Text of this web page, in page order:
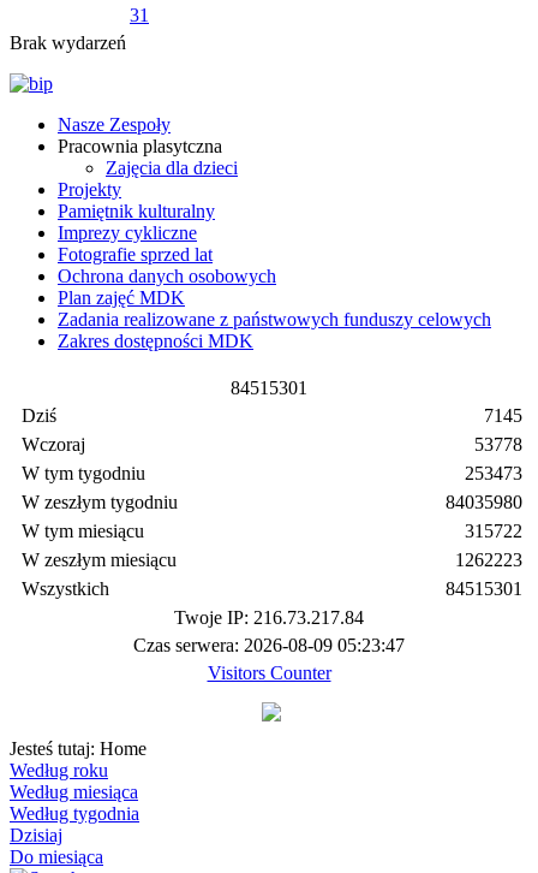
31
Brak wydarzeń
Nasze Zespoły
Pracownia plasytczna
Zajęcia dla dzieci
Projekty
Pamiętnik kulturalny
Imprezy cykliczne
Fotografie sprzed lat
Ochrona danych osobowych
Plan zajęć MDK
Zadania realizowane z państwowych funduszy celowych
Zakres dostępności MDK
8451 5301
Dziś
Wczoraj
W tym tygodniu
W zeszłym tygodniu
W tym miesiącu
W zeszłym miesiącu
Wszystkich
7145
53778
253473
84035980
315722
1262223
84515301
Twoje IP: 216.73.217.84
Czas serwera: 2026-08-09 05:23:47
Visitors Counter
Jesteś tutaj: Home
Według roku
Według miesiąca
Według tygodnia
Dzisiaj
Do miesiąca